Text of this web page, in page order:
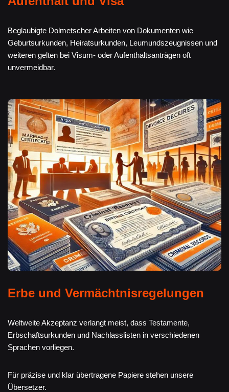
Beglaubigte Dolmetscher Arbeiten von Dokumenten wie
Geburtsurkunden, Heiratsurkunden, Leumundszeugnissen und
weiteren gelten bei Visum- oder Aufenthaltsanträgen oft
unvermeidbar.
Erbe und Vermächtnisregelungen
Weltweite Akzeptanz verlangt meist, dass Testamente,
Erbschaftsurkunden und Nachlasslisten in verschiedenen
Sprachen vorliegen.
Für präzise und klar übertragene Papiere stehen unsere
Übersetzer.